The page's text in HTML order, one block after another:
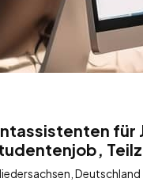
Deutschland